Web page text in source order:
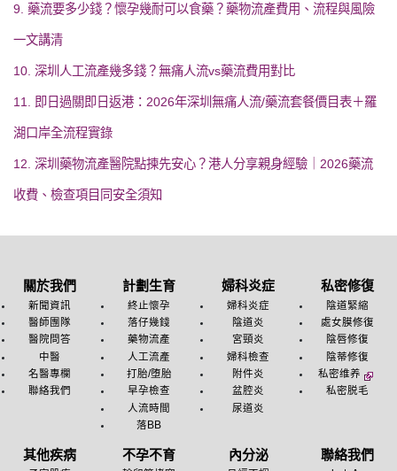
9. 藥流要多少錢？懷孕幾耐可以食藥？藥物流產費用、流程與風險
一文講清
10. 深圳人工流產幾多錢？無痛人流vs藥流費用對比
11. 即日過關即日返港：2026年深圳無痛人流/藥流套餐價目表＋羅
湖口岸全流程實錄
12. 深圳藥物流產醫院點揀先安心？港人分享親身經驗｜2026藥流
收費、檢查項目同安全須知
關於我們
新聞資訊
醫師團隊
醫院問答
中醫
名醫專欄
聯絡我們
計劃生育
終止懷孕
落仔幾錢
藥物流產
人工流產
打胎/堕胎
早孕檢查
人流時間
落BB
婦科炎症
婦科炎症
陰道炎
宮頸炎
婦科檢查
附件炎
盆腔炎
尿道炎
私密修復
陰道緊縮
處女膜修復
陰唇修復
陰蒂修復
私密维养
私密脱毛
其他疾病 不孕不育 內分泌 聯絡我們